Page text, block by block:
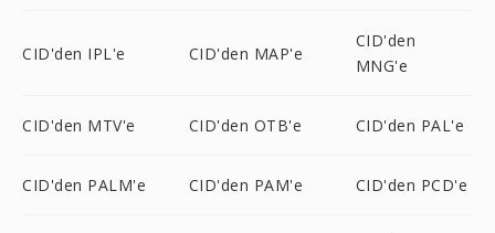
CID'den IPL'e CID'den MAP'e
CID'den
MNG'e
CID'den MTV'e CID'den OTB'e CID'den PAL'e
CID'den PALM'e CID'den PAM'e CID'den PCD'e